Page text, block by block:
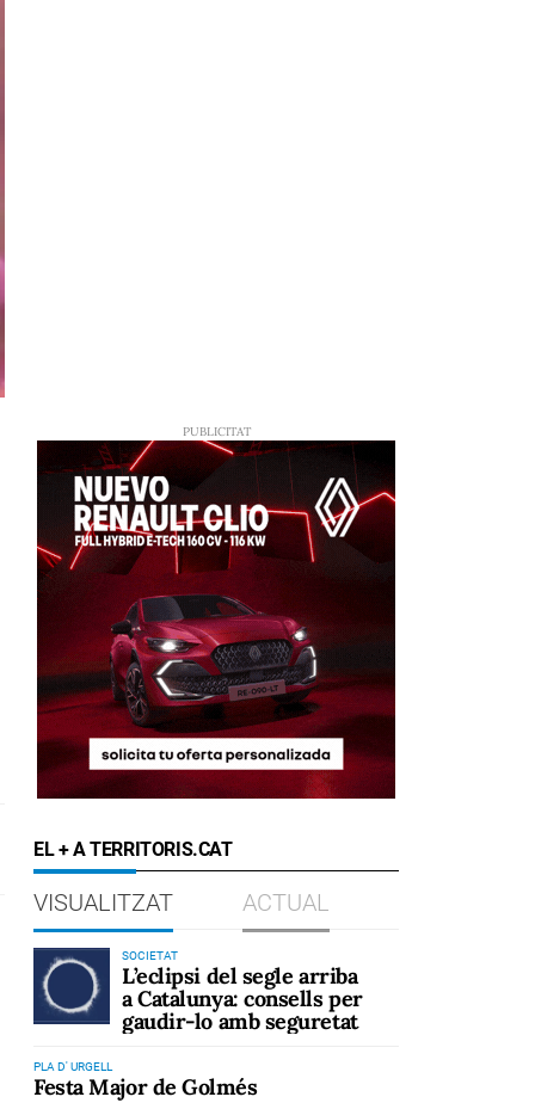
EL + A TERRITORIS.CAT
VISUALITZAT ACTUAL
SOCIETAT
L’eclipsi del segle arriba
a Catalunya: consells per
gaudir-lo amb seguretat
PLA D' URGELL
Festa Major de Golmés